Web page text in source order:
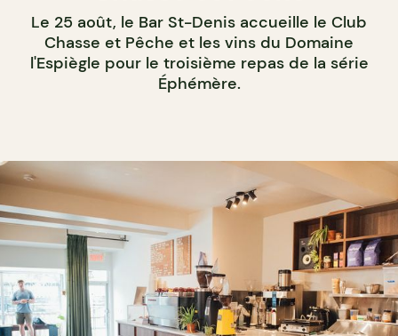
Le 25 août, le Bar St-Denis accueille le Club
Chasse et Pêche et les vins du Domaine
l'Espiègle pour le troisième repas de la série
Éphémère.